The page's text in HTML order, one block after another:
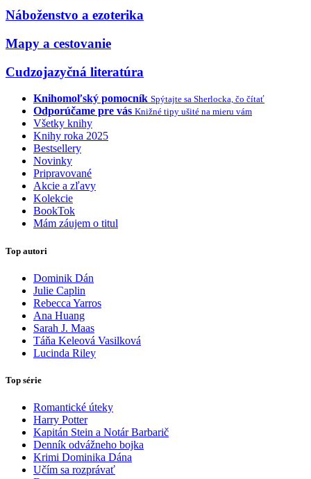
Náboženstvo a ezoterika
Mapy a cestovanie
Cudzojazyčná literatúra
Knihomoľský pomocník Spýtajte sa Sherlocka, čo čítať
Odporúčame pre vás Knižné tipy ušité na mieru vám
Všetky knihy
Knihy roka 2025
Bestsellery
Novinky
Pripravované
Akcie a zľavy
Kolekcie
BookTok
Mám záujem o titul
Top autori
Dominik Dán
Julie Caplin
Rebecca Yarros
Ana Huang
Sarah J. Maas
Táňa Keleová Vasilková
Lucinda Riley
Top série
Romantické úteky
Harry Potter
Kapitán Stein a Notár Barbarič
Denník odvážneho bojka
Krimi Dominika Dána
Učím sa rozprávať